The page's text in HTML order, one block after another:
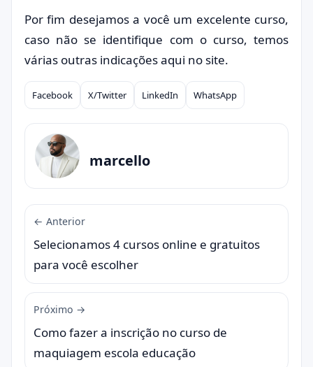
Por fim desejamos a você um excelente curso,
caso não se identifique com o curso, temos
várias outras indicações aqui no site.
Compartilhar
Facebook X/Twitter LinkedIn WhatsApp
marcello
← Anterior
Selecionamos 4 cursos online e gratuitos
para você escolher
Próximo →
Como fazer a inscrição no curso de
maquiagem escola educação